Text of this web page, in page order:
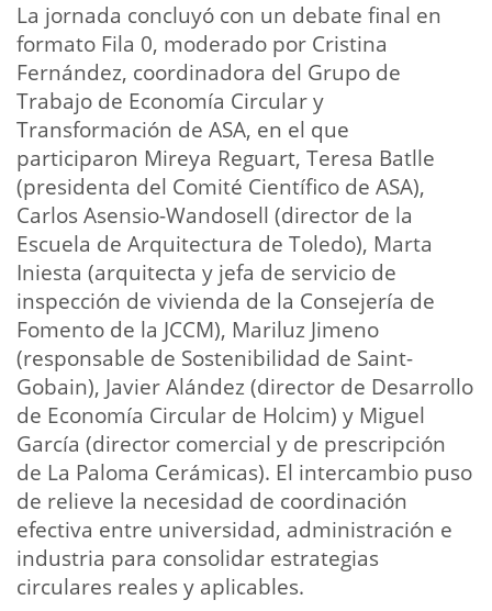
La jornada concluyó con un debate final en
formato Fila 0, moderado por Cristina
Fernández, coordinadora del Grupo de
Trabajo de Economía Circular y
Transformación de ASA, en el que
participaron Mireya Reguart, Teresa Batlle
(presidenta del Comité Científico de ASA),
Carlos Asensio-Wandosell (director de la
Escuela de Arquitectura de Toledo), Marta
Iniesta (arquitecta y jefa de servicio de
inspección de vivienda de la Consejería de
Fomento de la JCCM), Mariluz Jimeno
(responsable de Sostenibilidad de Saint-
Gobain), Javier Alández (director de Desarrollo
de Economía Circular de Holcim) y Miguel
García (director comercial y de prescripción
de La Paloma Cerámicas). El intercambio puso
de relieve la necesidad de coordinación
efectiva entre universidad, administración e
industria para consolidar estrategias
circulares reales y aplicables.